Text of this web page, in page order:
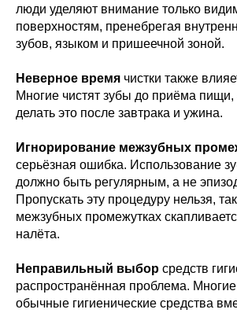
люди уделяют внимание только
поверхностям, пренебрегая
зубов, языком и пришеечной зоной.
Неверное время чистки также
Многие чистят зубы до приёма пищи,
делать это после завтрака и ужина.
Игнорирование межзубных
серьёзная ошибка. Использование
должно быть регулярным, а не
Пропускать эту процедуру нельзя,
межзубных промежутках
налёта.
Неправильный выбор средств
распространённая проблема.
обычные гигиенические средства